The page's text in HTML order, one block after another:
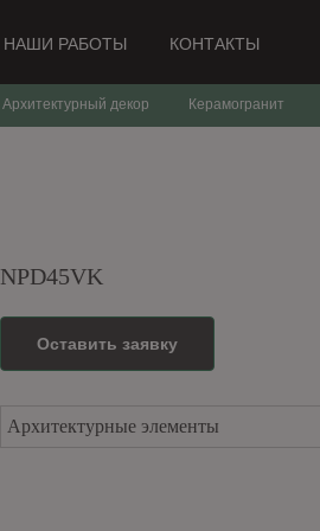
Архитектурный декор Керамогранит
НАШИ РАБОТЫ КОНТАКТЫ
NPD45VK
Оставить заявку
Архитектурные элементы